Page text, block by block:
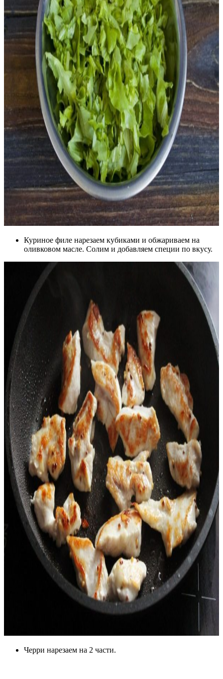
Куриное филе нарезаем кубиками и обжариваем на
оливковом масле. Солим и добавляем специи по вкусу.
Черри нарезаем на 2 части.